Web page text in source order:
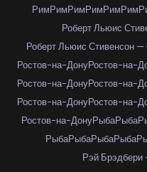
РимРимРимРимРимРим
Роберт Льюис
Роберт Льюис Стивенсон
Ростов-на-ДонуРостов-на-
Ростов-на-ДонуРостов-на-
Ростов-на-ДонуРостов-на-
Ростов-на-ДонуРыбаРыба
РыбаРыбаРыбаРыба
Рэй Брэдбери